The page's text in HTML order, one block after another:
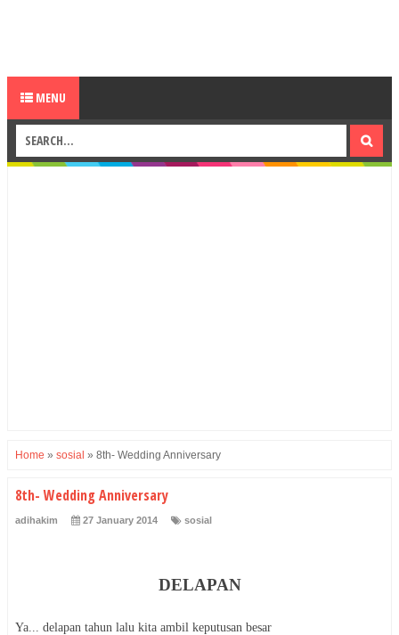
MENU
Home » sosial » 8th- Wedding Anniversary
8th- Wedding Anniversary
adihakim 27 January 2014 sosial
DELAPAN
Ya... delapan tahun lalu kita ambil keputusan besar